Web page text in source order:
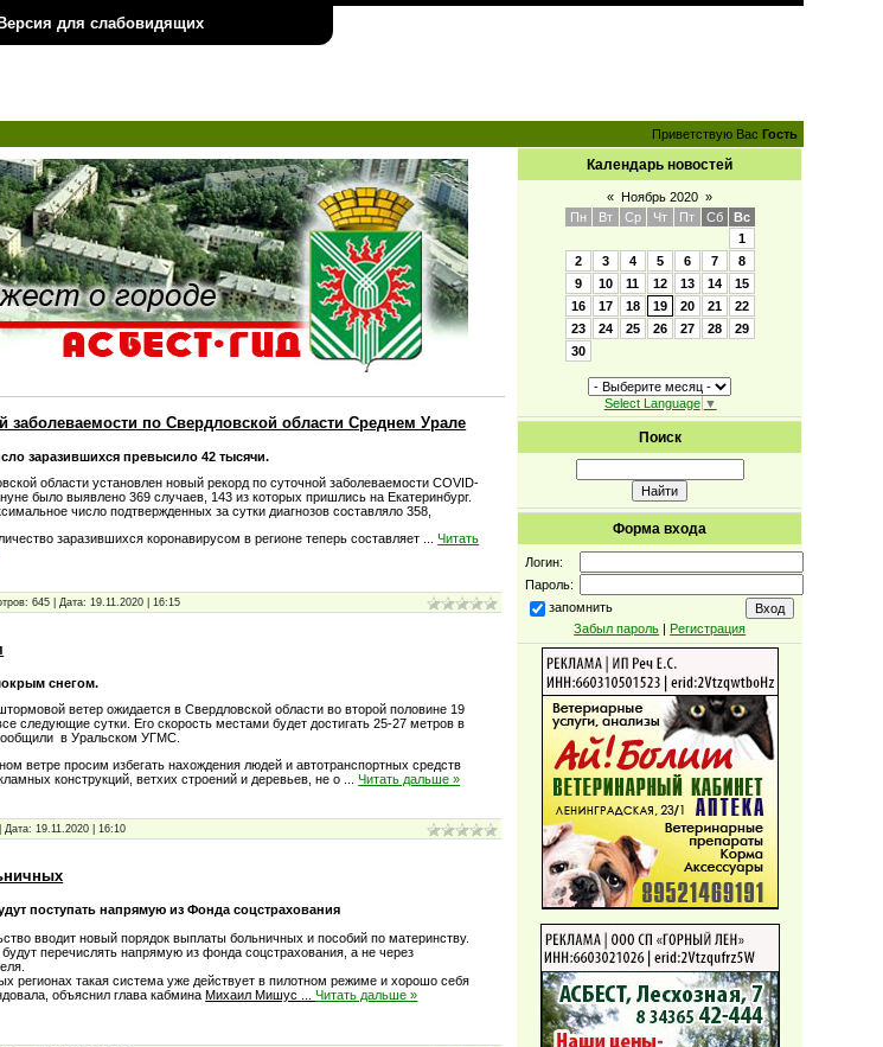
для слабовидящих
Приветствую Вас Гость
заболеваемости по Свердловской области Среднем Урале
заразившихся превысило 42 тысячи.
области установлен новый рекорд по суточной заболеваемости COVID-
было выявлено 369 случаев, 143 из которых пришлись на Екатеринбург.
число подтвержденных за сутки диагнозов составляло 358,
заразившихся коронавирусом в регионе теперь составляет
...Читать
645 Дата: 19.11.2020 |16:15
снегом.
ветер ожидается в Свердловской области во второй половине 19
следующие сутки. Его скорость местами будет достигать 25-27 метров в
в Уральском УГМС.
ветре просим избегать нахождения людей и автотранспортных средств
конструкций, ветхих строений и деревьев, не о
...Читать дальше »
Дата: 19.11.2020 |16:10
поступать напрямую из Фонда соцстрахования
вводит новый порядок выплаты больничных и пособий по материнству.
перечислять напрямую из фонда соцстрахования, а не через
регионах такая система уже действует в пилотном режиме и хорошо себя
объяснил глава кабминаМихаил Мишус ...Читать дальше »
Календарь новостей
« Ноябрь 2020 »
Пн
Вт Ср Чт Пт Сб
Вс
1
2
3 4 5 6 7
8
9
10 11 12 13 14
15
16
17 18 19 20 21
22
23
24 25 26 27 28
29
30
Select Language ▼
Поиск
Форма входа
Логин:
Пароль:
запомнить
Забыл пароль | Регистрация